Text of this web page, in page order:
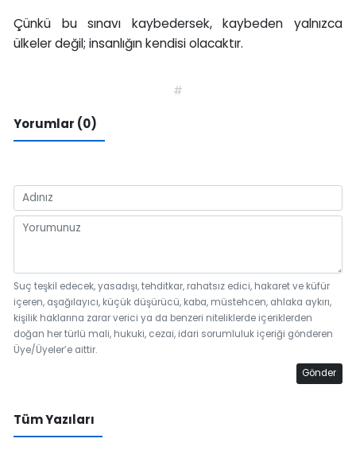
Çünkü bu sınavı kaybedersek, kaybeden yalnızca
ülkeler değil; insanlığın kendisi olacaktır.
#
Yorumlar (0)
Suç teşkil edecek, yasadışı, tehditkar, rahatsız edici, hakaret ve küfür
içeren, aşağılayıcı, küçük düşürücü, kaba, müstehcen, ahlaka aykırı,
kişilik haklarına zarar verici ya da benzeri niteliklerde içeriklerden
doğan her türlü mali, hukuki, cezai, idari sorumluluk içeriği gönderen
Üye/Üyeler’e aittir.
Gönder
Tüm Yazıları